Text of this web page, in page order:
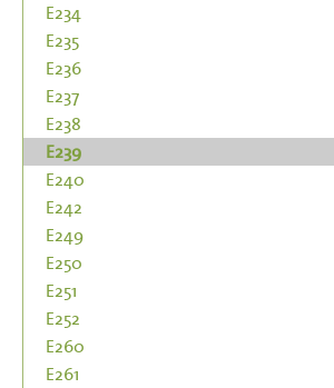
E234
E235
E236
E237
E238
E239
E240
E242
E249
E250
E251
E252
E260
E261